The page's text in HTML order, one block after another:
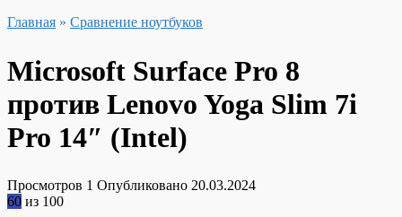
Главная » Сравнение ноутбуков
Microsoft Surface Pro 8
против Lenovo Yoga Slim 7i
Pro 14″ (Intel)
Просмотров 1 Опубликовано 20.03.2024
60 из 100